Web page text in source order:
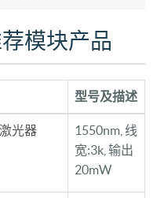
模块产品
型号及描述
光器
1550nm, 线
宽:3k, 输出
20mW